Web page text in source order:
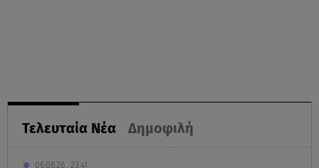
Τελευταία Νέα Δημοφιλή
06.08.26 , 23:41